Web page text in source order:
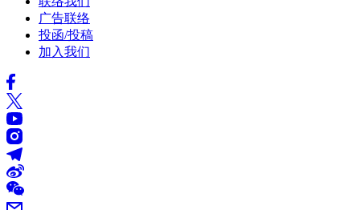
广告联络
投函/投稿
加入我们